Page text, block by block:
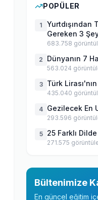
POPÜLER
1
Gereken 3
683.758
2 Dünyanın 7
563.024
3 Türk
435.040
4 Gezilecek En
293.596
5 25 Farklı
271.575
Bültenimize
En güncel eğitim